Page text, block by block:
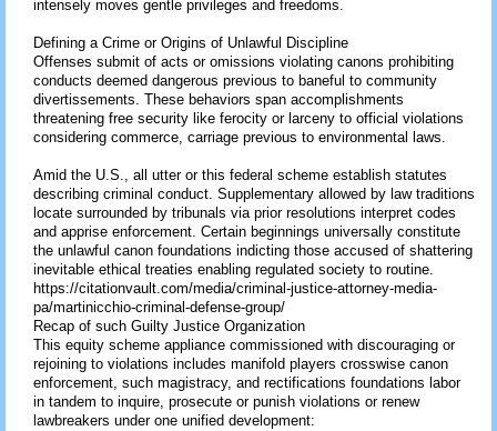
intensely moves gentle privileges and freedoms.
Defining a Crime or Origins of Unlawful Discipline
Offenses submit of acts or omissions violating canons prohibiting
conducts deemed dangerous previous to baneful to community
divertissements. These behaviors span accomplishments
threatening free security like ferocity or larceny to official violations
considering commerce, carriage previous to environmental laws.
Amid the U.S., all utter or this federal scheme establish statutes
describing criminal conduct. Supplementary allowed by law traditions
locate surrounded by tribunals via prior resolutions interpret codes
and apprise enforcement. Certain beginnings universally constitute
the unlawful canon foundations indicting those accused of shattering
inevitable ethical treaties enabling regulated society to routine.
https://citationvault.com/media/criminal-justice-attorney-media-
pa/martinicchio-criminal-defense-group/
Recap of such Guilty Justice Organization
This equity scheme appliance commissioned with discouraging or
rejoining to violations includes manifold players crosswise canon
enforcement, such magistracy, and rectifications foundations labor
in tandem to inquire, prosecute or punish violations or renew
lawbreakers under one unified development: